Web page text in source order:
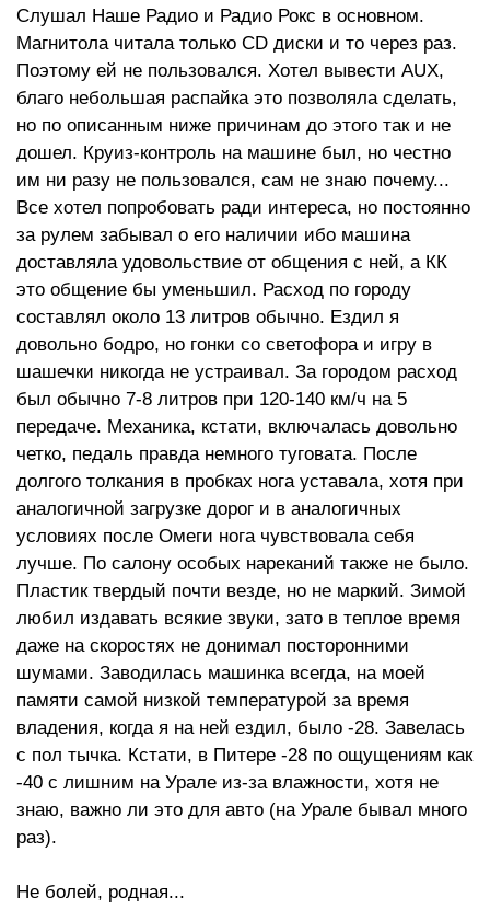
Слушал Наше Радио и Радио Рокс в основном.
Магнитола читала только CD диски и то через раз.
Поэтому ей не пользовался. Хотел вывести AUX,
благо небольшая распайка это позволяла сделать,
но по описанным ниже причинам до этого так и не
дошел. Круиз-контроль на машине был, но честно
им ни разу не пользовался, сам не знаю почему...
Все хотел попробовать ради интереса, но постоянно
за рулем забывал о его наличии ибо машина
доставляла удовольствие от общения с ней, а КК
это общение бы уменьшил. Расход по городу
составлял около 13 литров обычно. Ездил я
довольно бодро, но гонки со светофора и игру в
шашечки никогда не устраивал. За городом расход
был обычно 7-8 литров при 120-140 км/ч на 5
передаче. Механика, кстати, включалась довольно
четко, педаль правда немного туговата. После
долгого толкания в пробках нога уставала, хотя при
аналогичной загрузке дорог и в аналогичных
условиях после Омеги нога чувствовала себя
лучше. По салону особых нареканий также не было.
Пластик твердый почти везде, но не маркий. Зимой
любил издавать всякие звуки, зато в теплое время
даже на скоростях не донимал посторонними
шумами. Заводилась машинка всегда, на моей
памяти самой низкой температурой за время
владения, когда я на ней ездил, было -28. Завелась
с пол тычка. Кстати, в Питере -28 по ощущениям как
-40 с лишним на Урале из-за влажности, хотя не
знаю, важно ли это для авто (на Урале бывал много
раз).
Не болей, родная...